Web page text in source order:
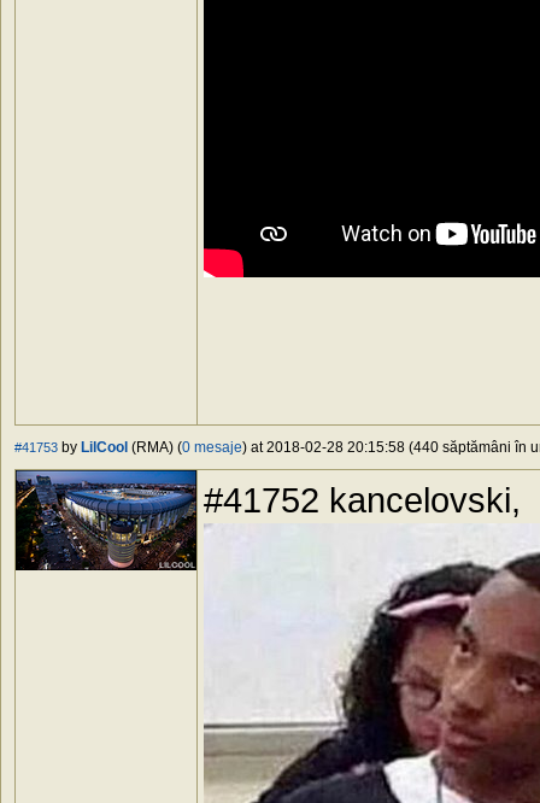
#41753 by LilCool (RMA) (0 mesaje) at 2018-02-28 20:15:58 (440 săptămâni în
#41752 kancelovski,